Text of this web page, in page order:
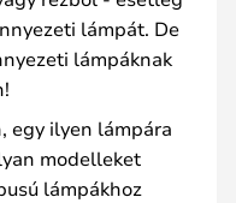
lámpát. De
lámpáknak
egy ilyen lámpára
modelleket
lámpákhoz